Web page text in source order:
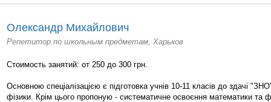
Олександр Михайлович
Репетитор по школьным предметам, Харьков
Стоимость занятий: от 250 до 300 грн.
Основною спеціалізацією є підготовка учнів 10-11 класів до здачі
фізики. Крім цього пропоную - систематичне освоєння математики та